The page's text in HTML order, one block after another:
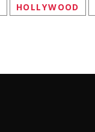
HOLLYWOOD